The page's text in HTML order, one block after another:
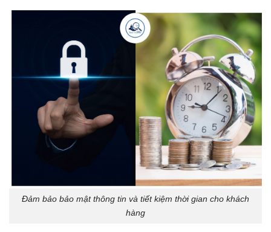
Đảm bảo bảo mật thông tin và tiết kiệm thời gian cho khách
hàng